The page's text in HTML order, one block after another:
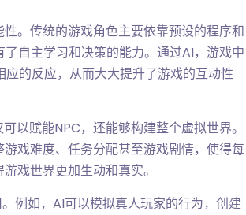
。传统的游戏角色主要依靠预设的程序和
自主学习和决策的能力。通过AI，游戏中
的反应，从而大大提升了游戏的互动性
以赋能NPC，还能够构建整个虚拟世界。
戏难度、任务分配甚至游戏剧情，使得每
戏世界更加生动和真实。
例如，AI可以模拟真人玩家的行为，创建